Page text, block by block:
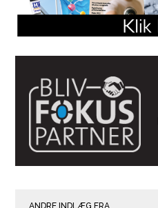
ANDRE INDLÆG FRA